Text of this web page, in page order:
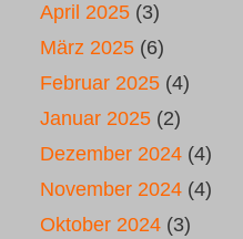
April 2025 (3)
März 2025 (6)
Februar 2025 (4)
Januar 2025 (2)
Dezember 2024 (4)
November 2024 (4)
Oktober 2024 (3)